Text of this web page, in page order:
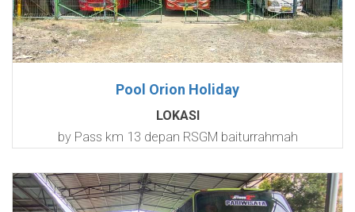
Pool Orion Holiday
LOKASI
by Pass km 13 depan RSGM baiturrahmah